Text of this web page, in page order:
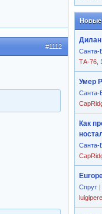
Новые
Дилан
Санта-
ТА-76
Умер
Санта-
Как
Санта-
Спрут |
#1112